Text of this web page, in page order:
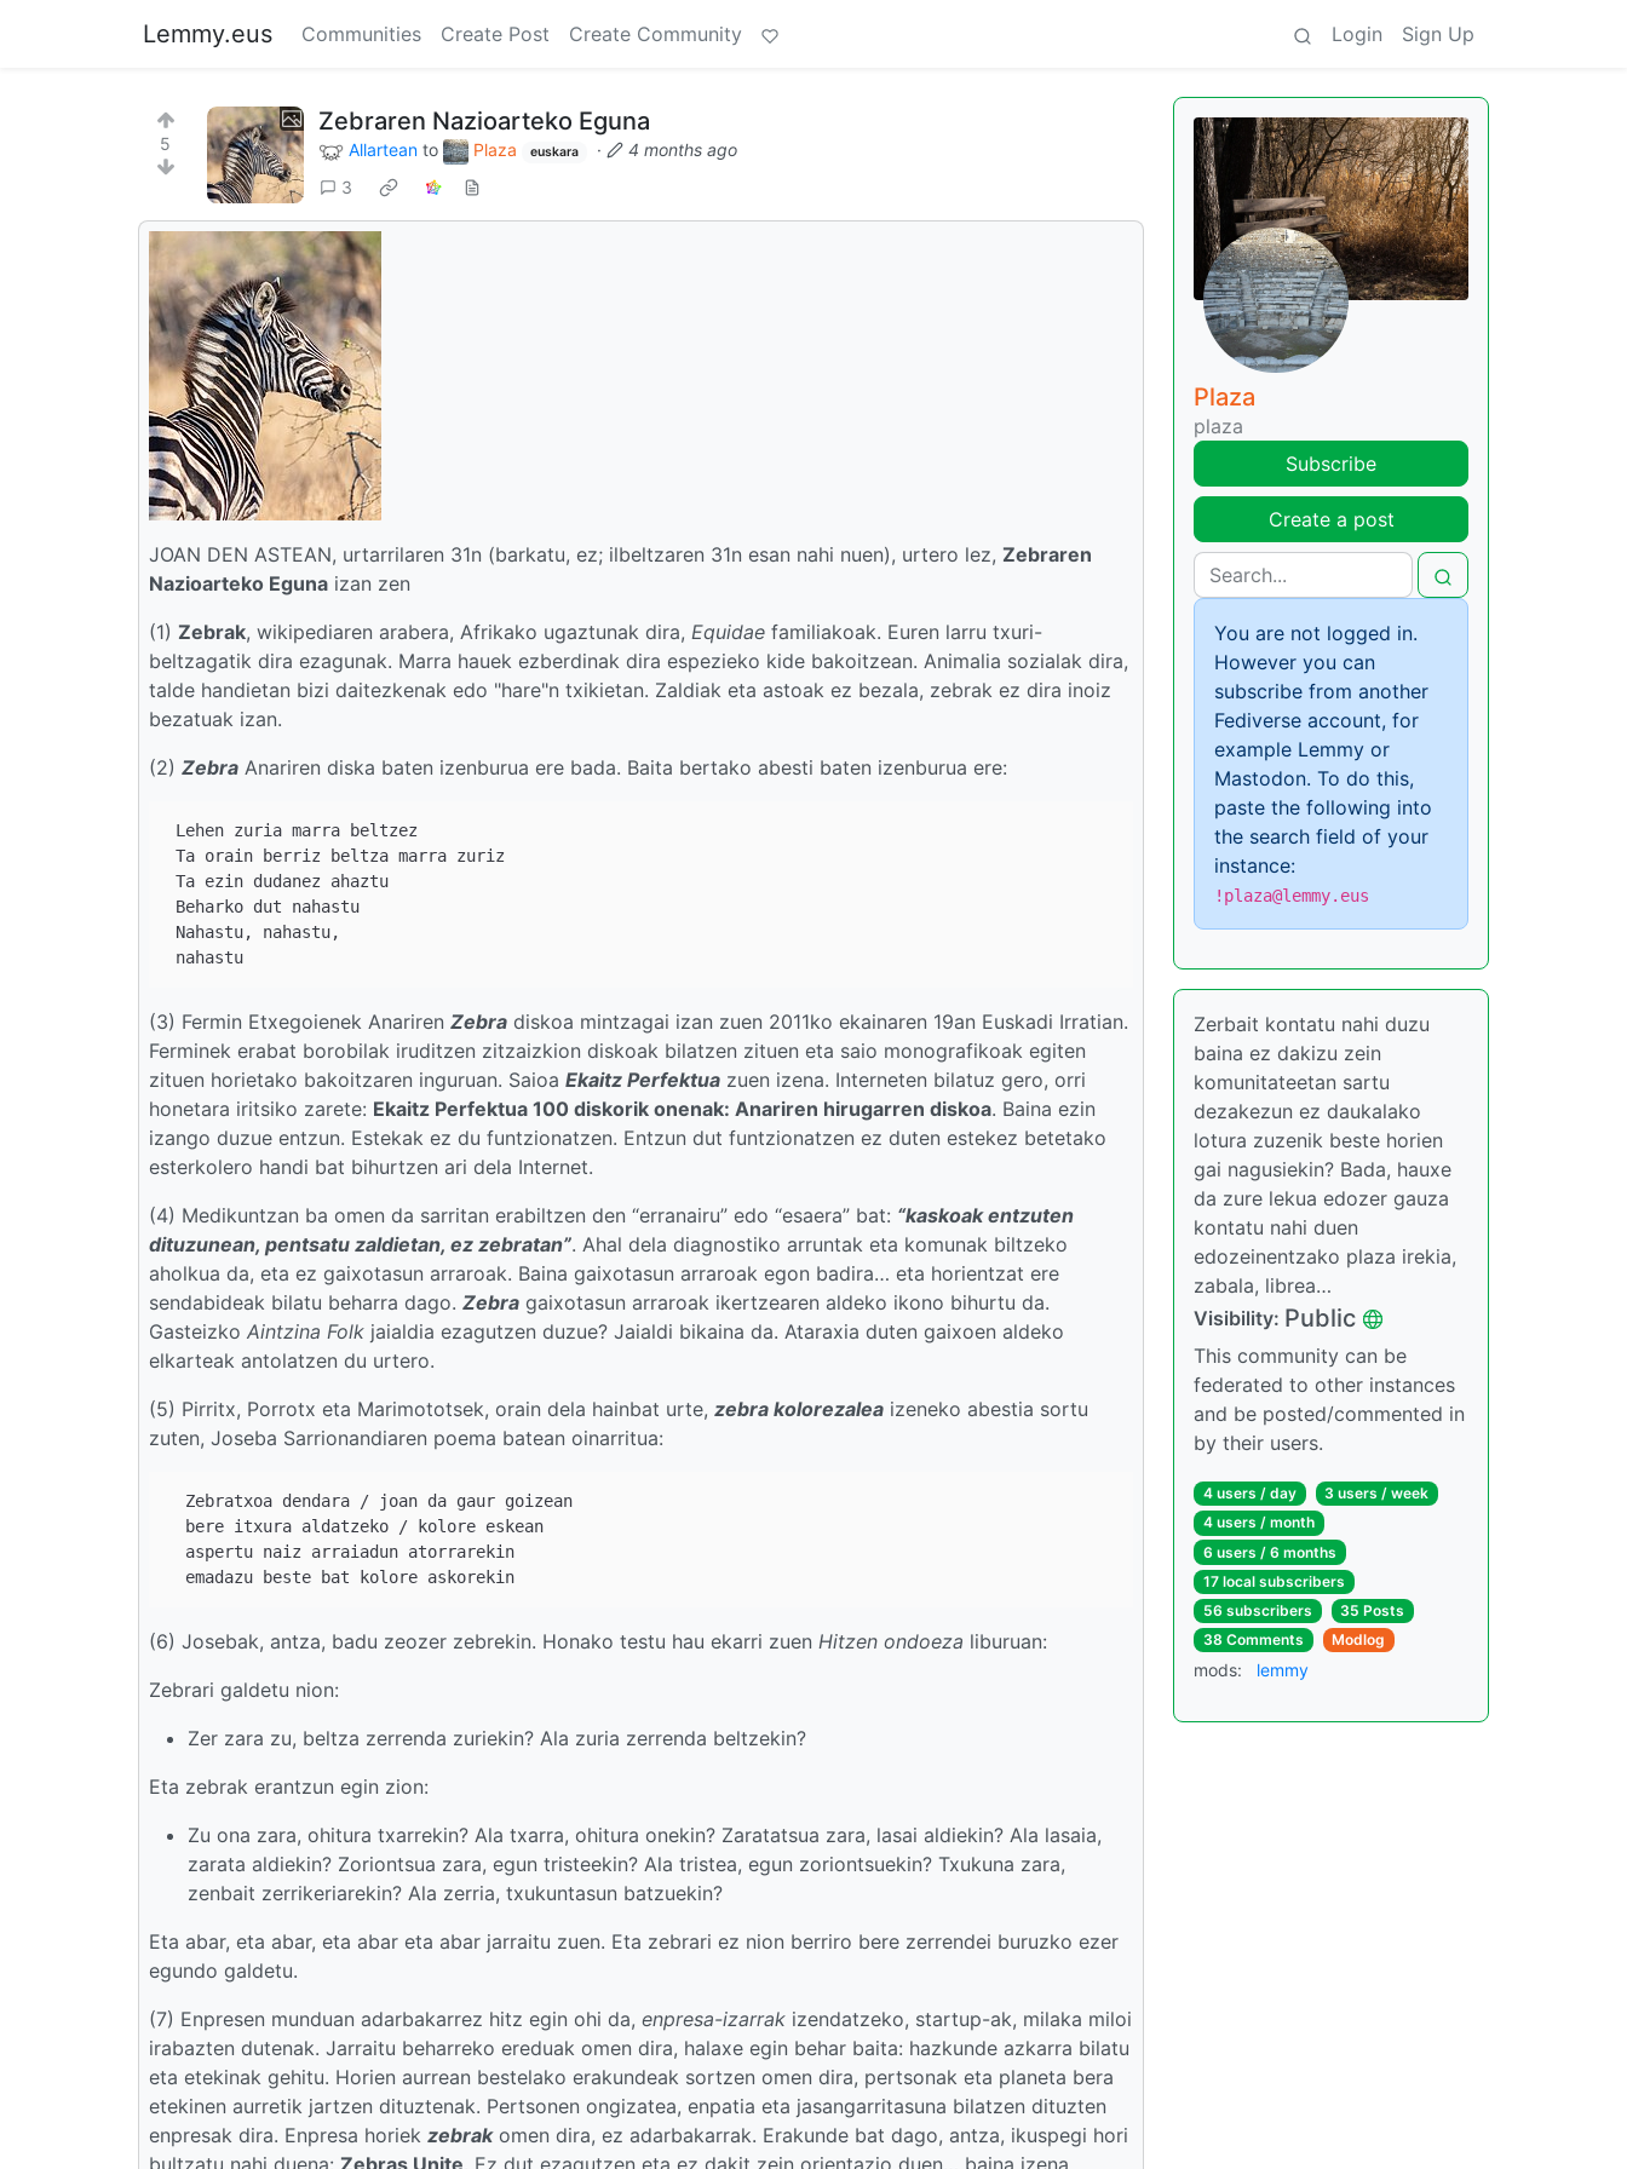
Lemmy.eus Communities Create Post Create Community Login Sign Up
5
Zebraren Nazioarteko Eguna
Allartean to Plaza euskara ·
4 months ago
3
JOAN DEN ASTEAN, urtarrilaren 31n (barkatu, ez; ilbeltzaren 31n esan nahi nuen), urtero lez, Zebraren
Nazioarteko Eguna izan zen
(1) Zebrak, wikipediaren arabera, Afrikako ugaztunak dira, Equidae familiakoak. Euren larru txuri-
beltzagatik dira ezagunak. Marra hauek ezberdinak dira espezieko kide bakoitzean. Animalia sozialak dira,
talde handietan bizi daitezkenak edo "hare"n txikietan. Zaldiak eta astoak ez bezala, zebrak ez dira inoiz
bezatuak izan.
(2) Zebra Anariren diska baten izenburua ere bada. Baita bertako abesti baten izenburua ere:
Lehen zuria marra beltzez
Ta orain berriz beltza marra zuriz
Ta ezin dudanez ahaztu
Beharko dut nahastu
Nahastu, nahastu,
(3) Fermin Etxegoienek Anariren Zebra diskoa mintzagai izan zuen 2011ko ekainaren 19an Euskadi Irratian.
Ferminek erabat borobilak iruditzen zitzaizkion diskoak bilatzen zituen eta saio monografikoak egiten
zituen horietako bakoitzaren inguruan. Saioa Ekaitz Perfektua zuen izena. Interneten bilatuz gero, orri
honetara iritsiko zarete: Ekaitz Perfektua 100 diskorik onenak: Anariren hirugarren diskoa. Baina ezin
izango duzue entzun. Estekak ez du funtzionatzen. Entzun dut funtzionatzen ez duten estekez betetako
esterkolero handi bat bihurtzen ari dela Internet.
(4) Medikuntzan ba omen da sarritan erabiltzen den “erranairu” edo “esaera” bat: “kaskoak entzuten
dituzunean, pentsatu zaldietan, ez zebratan”. Ahal dela diagnostiko arruntak eta komunak biltzeko
aholkua da, eta ez gaixotasun arraroak. Baina gaixotasun arraroak egon badira… eta horientzat ere
sendabideak bilatu beharra dago. Zebra gaixotasun arraroak ikertzearen aldeko ikono bihurtu da.
Gasteizko Aintzina Folk jaialdia ezagutzen duzue? Jaialdi bikaina da. Ataraxia duten gaixoen aldeko
elkarteak antolatzen du urtero.
(5) Pirritx, Porrotx eta Marimototsek, orain dela hainbat urte, zebra kolorezalea izeneko abestia sortu
zuten, Joseba Sarrionandiaren poema batean oinarritua:
  Zebratxoa dendara / joan da gaur goizean
  bere itxura aldatzeko / kolore eskean
  aspertu naiz arraiadun atorrarekin
(6) Josebak, antza, badu zeozer zebrekin. Honako testu hau ekarri zuen Hitzen ondoeza liburuan:
Zebrari galdetu nion:
Zer zara zu, beltza zerrenda zuriekin? Ala zuria zerrenda beltzekin?
Eta zebrak erantzun egin zion:
Zu ona zara, ohitura txarrekin? Ala txarra, ohitura onekin? Zaratatsua zara, lasai aldiekin? Ala lasaia,
zarata aldiekin? Zoriontsua zara, egun tristeekin? Ala tristea, egun zoriontsuekin? Txukuna zara,
zenbait zerrikeriarekin? Ala zerria, txukuntasun batzuekin?
Eta abar, eta abar, eta abar eta abar jarraitu zuen. Eta zebrari ez nion berriro bere zerrendei buruzko ezer
egundo galdetu.
(7) Enpresen munduan adarbakarrez hitz egin ohi da, enpresa-izarrak izendatzeko, startup-ak, milaka miloi
irabazten dutenak. Jarraitu beharreko ereduak omen dira, halaxe egin behar baita: hazkunde azkarra bilatu
eta etekinak gehitu. Horien aurrean bestelako erakundeak sortzen omen dira, pertsonak eta planeta bera
etekinen aurretik jartzen dituztenak. Pertsonen ongizatea, enpatia eta jasangarritasuna bilatzen dituzten
enpresak dira. Enpresa horiek zebrakomen dira, ez adarbakarrak. Erakunde bat dago, antza, ikuspegi hori
bultzatu nahi duena: Zebras Unite. Ez dut ezagutzen eta ez dakit zein orientazio duen… baina izena
Plaza
plaza
Subscribe
Create a post
You are not logged in.
However you can
subscribe from another
Fediverse account, for
example Lemmy or
Mastodon. To do this,
paste the following into
the search field of your
instance:
!plaza@lemmy.eus
Zerbait kontatu nahi duzu
baina ez dakizu zein
komunitateetan sartu
dezakezun ez daukalako
lotura zuzenik beste horien
gai nagusiekin? Bada, hauxe
da zure lekua edozer gauza
kontatu nahi duen
edozeinentzako plaza irekia,
zabala, librea…
Visibility: Public
This community can be
federated to other instances
and be posted/commented in
by their users.
4 users / day
3 users / week
4 users / month
6 users / 6 months
17 local subscribers
56 subscribers
35 Posts
38 Comments
Modlog
mods: lemmy